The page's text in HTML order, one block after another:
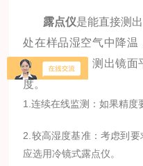
露点仪是能直接测
处在样品湿空气中降温
晶）的瞬间，测出镜面
度。
1.连续在线监测：如果精度
2.较高湿度基准：考虑到
应选用冷镜式露点仪。